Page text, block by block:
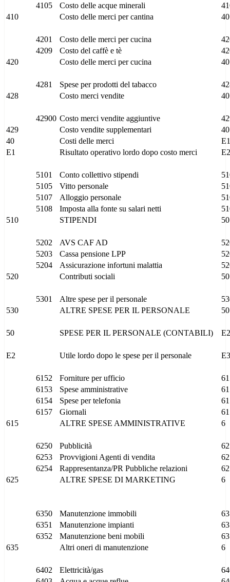
4105
Costo delle acque minerali
410
Costo delle merci per cantina 40
4201 Costo delle merci per cucina
4209
Costo del caffè e tè
420
Costo delle merci per cucina 40
4281 Spese per prodotti del tabacco
428
Costo merci vendite 40
42900 Costo merci vendite aggiuntive
429
Costo vendite supplementari
40
40
Costi delle merci
E1
E1
Risultato operativo lordo dopo costo merci E2
5101 Conto collettivo stipendi
5105
Vitto personale
5107
Alloggio personale
5108
Imposta alla fonte su salari netti
510
STIPENDI 50
5202 AVS CAF AD
5203
Cassa pensione LPP
5204
Assicurazione infortuni malattia
520
Contributi sociali 50
5301 Altre spese per il personale
530
ALTRE SPESE PER IL PERSONALE 50
50 SPESE PER IL PERSONALE (CONTABILI) E2
E2 Utile lordo dopo le spese per il personale E3
6152 Forniture per ufficio
6153
Spese amministrative
6154
Spese per telefonia
6157
Giornali
615
ALTRE SPESE AMMINISTRATIVE 6
6250 Pubblicità
6253
Provvigioni Agenti di vendita
6254
Rappresentanza/PR Pubbliche relazioni
625
ALTRE SPESE DI MARKETING 6
6350 Manutenzione immobili
6351
Manutenzione impianti
6352
Manutenzione beni mobili
635
Altri oneri di manutenzione 6
6402 Elettricità/gas